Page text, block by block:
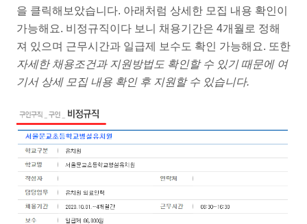
을 클릭해보았습니다. 아래처럼 상세한 모집 내용 확인이
가능해요. 비정규직이다 보니 채용기간은 4개월로 정해
져 있으며 근무시간과 일급제 보수도 확인 가능해요. 또한
자세한 채용조건과 지원방법도 확인할 수 있기 때문에 여
기서 상세 모집 내용 확인 후 지원할 수 있습니다.